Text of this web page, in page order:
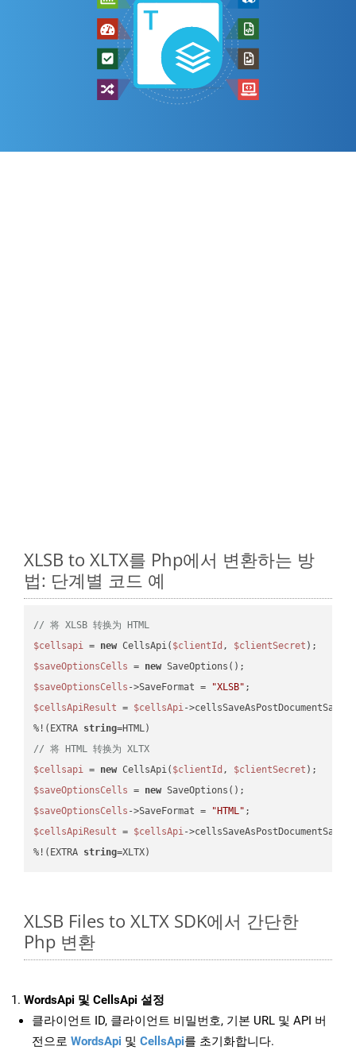
XLSB to XLTX를 Php에서 변환하는 방
법: 단계별 코드 예
// 将 XLSB 转换为 HTML
$cellsapi = new CellsApi( $clientId , $clientSecret
$saveOptionsCells = new
$saveOptionsCells ->SaveFormat = "XLSB"
$cellsApiResult = $cellsApi-
%!(EXTRA string
// 将 HTML 转换为 XLTX
$cellsapi = new CellsApi( $clientId , $clientSecret
$saveOptionsCells = new
$saveOptionsCells ->SaveFormat = "HTML"
$cellsApiResult = $cellsApi-
%!(EXTRA string=XLTX)
XLSB Files to XLTX SDK에서 간단한
Php 변환
WordsApi 및 CellsApi 설정
클라이언트 ID, 클라이언트 비밀번호, 기본 URL 및 API 버
전으로 WordsApi 및 CellsApi를 초기화합니다.